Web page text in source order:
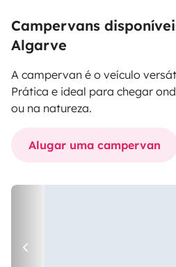
Campervans
Algarve
A campervan é o veículo
Prática e ideal para chegar
ou na natureza.
Alugar uma campervan